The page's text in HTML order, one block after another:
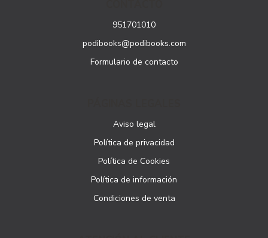
951701010
podibooks@podibooks.com
Formulario de contacto
Aviso legal
Política de privacidad
Política de Cookies
Política de información
Condiciones de venta